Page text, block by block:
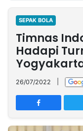
Nasional
International
Olahraga
Entertainment
Daerah
Pariwisata
Kuliner
Kolom
Network
PT
TREETAN
INDONESIA
SEPAK BOLA
Timnas
Hadapi
26/07/2022